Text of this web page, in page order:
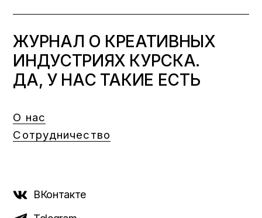
ЖУРНАЛ О КРЕАТИВНЫХ
ИНДУСТРИЯХ КУРСКА.
ДА, У НАС ТАКИЕ ЕСТЬ
О нас
Сотрудничество
ВКонтакте